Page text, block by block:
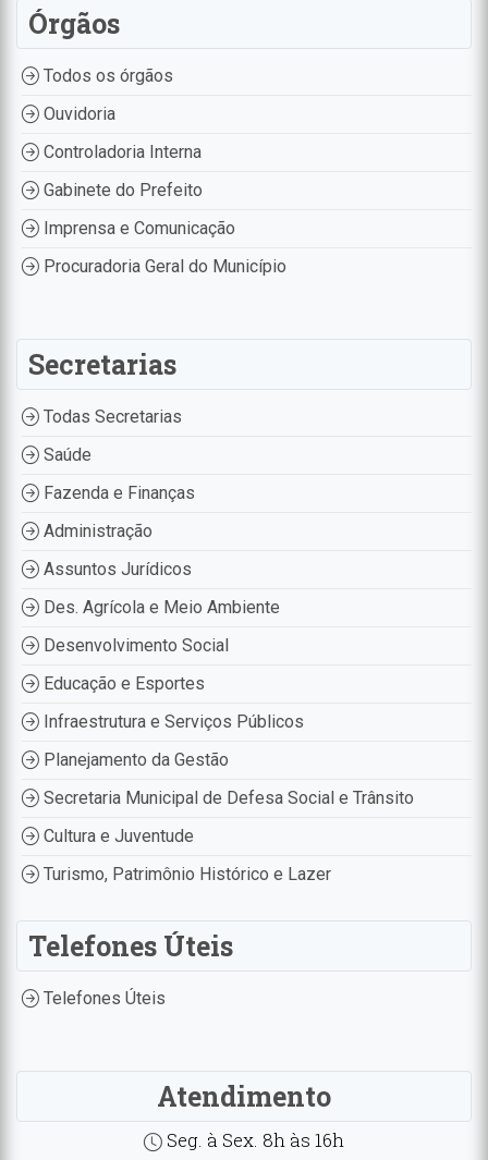
Órgãos
Todos os órgãos
Ouvidoria
Controladoria Interna
Gabinete do Prefeito
Imprensa e Comunicação
Procuradoria Geral do Município
Secretarias
Todas Secretarias
Saúde
Fazenda e Finanças
Administração
Assuntos Jurídicos
Des. Agrícola e Meio Ambiente
Desenvolvimento Social
Educação e Esportes
Infraestrutura e Serviços Públicos
Planejamento da Gestão
Secretaria Municipal de Defesa Social e Trânsito
Cultura e Juventude
Turismo, Patrimônio Histórico e Lazer
Telefones Úteis
Telefones Úteis
Atendimento
Seg. à Sex. 8h às 16h